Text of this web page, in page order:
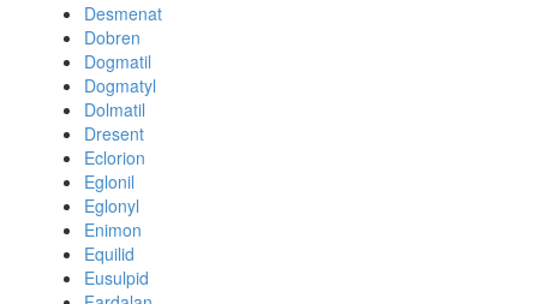
Desmenat
Dobren
Dogmatil
Dogmatyl
Dolmatil
Dresent
Eclorion
Eglonil
Eglonyl
Enimon
Equilid
Eusulpid